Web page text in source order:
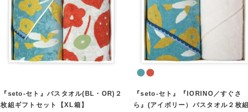
『seto-セト』バスタオル(BL・OR)２
枚組ギフトセット【XL箱】
『seto-セト』『IORINO／すぐさ
ら』(アイボリー）バスタオル２枚組